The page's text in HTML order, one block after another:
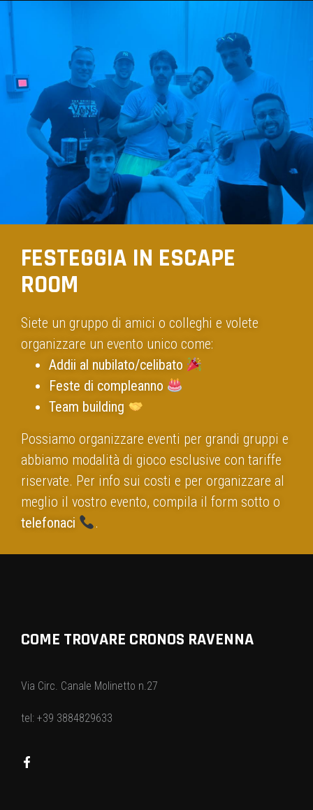
FESTEGGIA IN ESCAPE
ROOM
Siete un gruppo di amici o colleghi e volete
organizzare un evento unico come:
Addii al nubilato/celibato
Feste di compleanno
Team building
Possiamo organizzare eventi per grandi gruppi e
abbiamo modalità di gioco esclusive con tariffe
riservate. Per info sui costi e per organizzare al
meglio il vostro evento, compila il form sotto o
telefonaci
.
COME TROVARE CRONOS RAVENNA
Via Circ. Canale Molinetto n.27
tel: +39 3884829633